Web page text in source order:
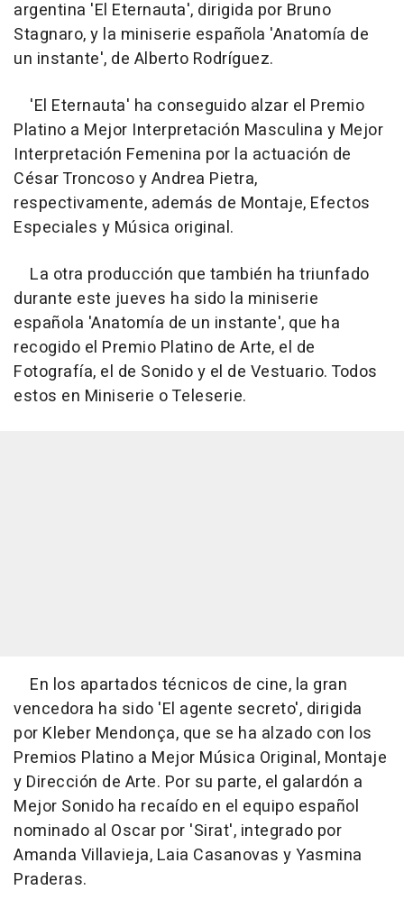
argentina 'El Eternauta', dirigida por Bruno
Stagnaro, y la miniserie española 'Anatomía de
un instante', de Alberto Rodríguez.
'El Eternauta' ha conseguido alzar el Premio
Platino a Mejor Interpretación Masculina y Mejor
Interpretación Femenina por la actuación de
César Troncoso y Andrea Pietra,
respectivamente, además de Montaje, Efectos
Especiales y Música original.
La otra producción que también ha triunfado
durante este jueves ha sido la miniserie
española 'Anatomía de un instante', que ha
recogido el Premio Platino de Arte, el de
Fotografía, el de Sonido y el de Vestuario. Todos
estos en Miniserie o Teleserie.
En los apartados técnicos de cine, la gran
vencedora ha sido 'El agente secreto', dirigida
por Kleber Mendonça, que se ha alzado con los
Premios Platino a Mejor Música Original, Montaje
y Dirección de Arte. Por su parte, el galardón a
Mejor Sonido ha recaído en el equipo español
nominado al Oscar por 'Sirat', integrado por
Amanda Villavieja, Laia Casanovas y Yasmina
Praderas.